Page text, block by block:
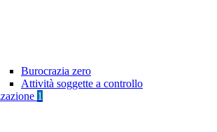
Burocrazia zero
Attività soggette a controllo
1